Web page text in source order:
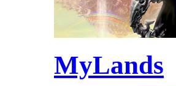
MyLands